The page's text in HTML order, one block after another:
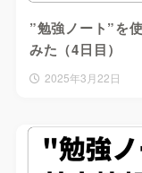
”勉強ノート”を
みた（4日目）
2025年3月22日